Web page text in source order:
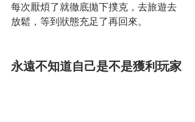
每次厭煩了就徹底拋下撲克，去旅遊去
放鬆，等到狀態充足了再回來。
永遠不知道自己是不是獲利玩家